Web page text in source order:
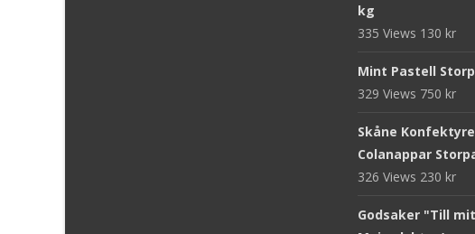
kg
335 Views 130 kr
Mint Pastell
329 Views 750 kr
Skåne
Colanappar
326 Views 230 kr
Godsaker "Till